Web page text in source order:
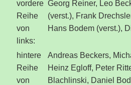
vordere
Reihe
von
links:
Georg Reiner, Leo
(verst.), Frank
Hans Bodem (verst.),
hintere
Reihe
von
Andreas Beckers,
Heinz Egloff, Peter
Blachlinski, Daniel